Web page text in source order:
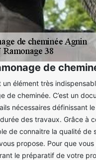
de
un élément très
de cheminée. C’est un
nécessaires définissant
des travaux. Grâce à
de connaitre la qualité de
propose. Pour que
le préparatif de votre